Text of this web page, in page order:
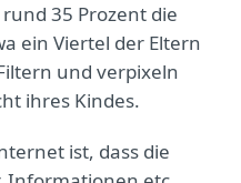
35 Prozent die
ein Viertel der Eltern
und verpixeln
ihres Kindes.
ist, dass die